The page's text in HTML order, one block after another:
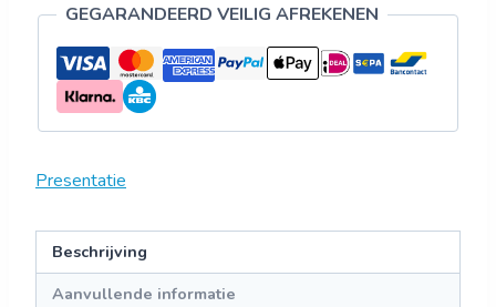
GEGARANDEERD VEILIG AFREKENEN
Presentatie
Beschrijving
Aanvullende informatie